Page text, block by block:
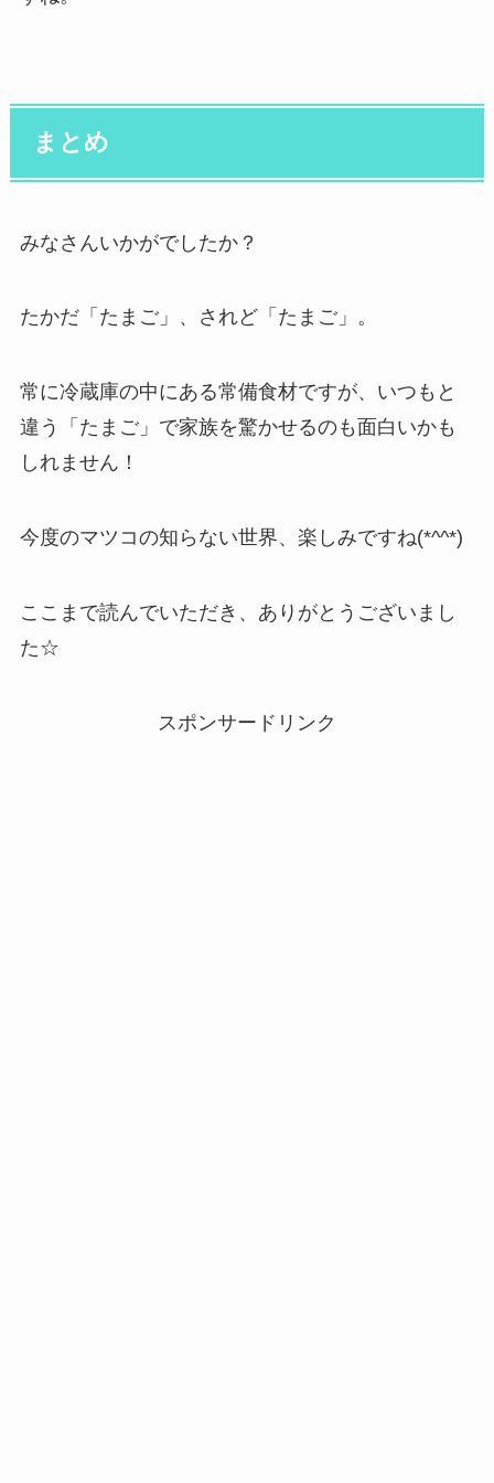
まとめ
みなさんいかがでしたか？
たかだ「たまご」、されど「たまご」。
常に冷蔵庫の中にある常備食材ですが、いつもと
違う「たまご」で家族を驚かせるのも面白いかも
しれません！
今度のマツコの知らない世界、楽しみですね(*^^*)
ここまで読んでいただき、ありがとうございまし
た☆
スポンサードリンク